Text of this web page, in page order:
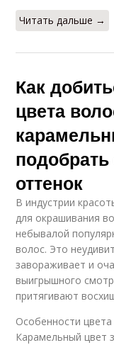
Читать дальше →
Как
цвета
оттенок
В индустрии
для окрашивания
небывалой
волос. Это
завораживает и
выигрышного
притягивают
Особенности цвета
Карамельный цвет